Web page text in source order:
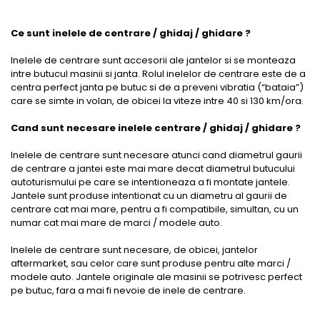
Ce sunt inelele de centrare / ghidaj / ghidare ?
Inelele de centrare sunt accesorii ale jantelor si se monteaza
intre butucul masinii si janta. Rolul inelelor de centrare este de a
centra perfect janta pe butuc si de a preveni vibratia (“bataia”)
care se simte in volan, de obicei la viteze intre 40 si 130 km/ora.
Cand sunt necesare inelele centrare / ghidaj / ghidare ?
Inelele de centrare sunt necesare atunci cand diametrul gaurii
de centrare a jantei este mai mare decat diametrul butucului
autoturismului pe care se intentioneaza a fi montate jantele.
Jantele sunt produse intentionat cu un diametru al gaurii de
centrare cat mai mare, pentru a fi compatibile, simultan, cu un
numar cat mai mare de marci / modele auto.
Inelele de centrare sunt necesare, de obicei, jantelor
aftermarket, sau celor care sunt produse pentru alte marci /
modele auto. Jantele originale ale masinii se potrivesc perfect
pe butuc, fara a mai fi nevoie de inele de centrare.